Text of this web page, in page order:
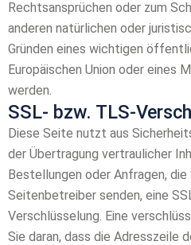
Rechtsansprüchen oder zum
anderen natürlichen oder
Gründen eines wichtigen
Europäischen Union oder eines
werden.
SSL- bzw. TLS-
Diese Seite nutzt aus
der Übertragung vertraulicher
Bestellungen oder Anfragen, die
Seitenbetreiber senden, eine
Verschlüsselung. Eine
Sie daran, dass die Adresszeile